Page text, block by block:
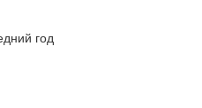
год